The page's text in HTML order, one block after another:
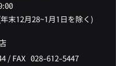
末12月28~1月1日を除く)
/ FAX 028-612-5447